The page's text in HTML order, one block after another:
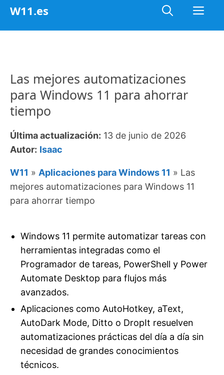
Saltar
W11.es
Las mejores automatizaciones
para Windows 11 para ahorrar
tiempo
Última actualización: 13 de junio de 2026
Autor: Isaac
W11 » Aplicaciones para Windows 11 » Las
mejores automatizaciones para Windows 11
para ahorrar tiempo
Windows 11 permite automatizar tareas con
herramientas integradas como el
Programador de tareas, PowerShell y Power
Automate Desktop para flujos más
avanzados.
Aplicaciones como AutoHotkey, aText,
AutoDark Mode, Ditto o DropIt resuelven
automatizaciones prácticas del día a día sin
necesidad de grandes conocimientos
técnicos.